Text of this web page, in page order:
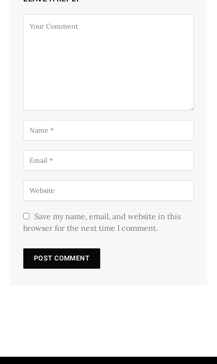
Save my name, email, and website in this
browser for the next time I comment.